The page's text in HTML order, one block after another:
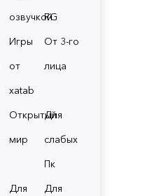
озвучкой
RG
Игры
от
xatab
От 3-го
лица
Открытый
мир
Для
слабых
Пк
Для
Для